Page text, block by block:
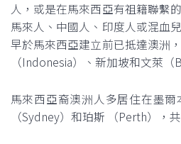
人，或是在馬來西亞有祖籍聯繫
馬來人、中國人、印度人或混血
早於馬來西亞建立前已抵達澳洲
（Indonesia）、新加坡和文萊（
馬來西亞裔澳洲人多居住在墨
（Sydney）和珀斯 （Perth），